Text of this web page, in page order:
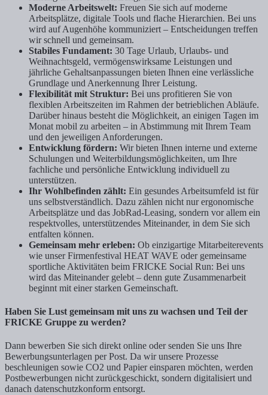
Moderne Arbeitswelt: Freuen Sie sich auf moderne
Arbeitsplätze, digitale Tools und flache Hierarchien. Bei uns
wird auf Augenhöhe kommuniziert – Entscheidungen treffen
wir schnell und gemeinsam.
Stabiles Fundament: 30 Tage Urlaub, Urlaubs- und
Weihnachtsgeld, vermögenswirksame Leistungen und
jährliche Gehaltsanpassungen bieten Ihnen eine verlässliche
Grundlage und Anerkennung Ihrer Leistung.
Flexibilität mit Struktur: Bei uns profitieren Sie von
flexiblen Arbeitszeiten im Rahmen der betrieblichen Abläufe.
Darüber hinaus besteht die Möglichkeit, an einigen Tagen im
Monat mobil zu arbeiten – in Abstimmung mit Ihrem Team
und den jeweiligen Anforderungen.
Entwicklung fördern: Wir bieten Ihnen interne und externe
Schulungen und Weiterbildungsmöglichkeiten, um Ihre
fachliche und persönliche Entwicklung individuell zu
unterstützen.
Ihr Wohlbefinden zählt: Ein gesundes Arbeitsumfeld ist für
uns selbstverständlich. Dazu zählen nicht nur ergonomische
Arbeitsplätze und das JobRad-Leasing, sondern vor allem ein
respektvolles, unterstützendes Miteinander, in dem Sie sich
entfalten können.
Gemeinsam mehr erleben: Ob einzigartige Mitarbeiterevents
wie unser Firmenfestival HEAT WAVE oder gemeinsame
sportliche Aktivitäten beim FRICKE Social Run: Bei uns
wird das Miteinander gelebt – denn gute Zusammenarbeit
beginnt mit einer starken Gemeinschaft.
Haben Sie Lust gemeinsam mit uns zu wachsen und Teil der
FRICKE Gruppe zu werden?
Dann bewerben Sie sich direkt online oder senden Sie uns Ihre
Bewerbungsunterlagen per Post. Da wir unsere Prozesse
beschleunigen sowie CO2 und Papier einsparen möchten, werden
Postbewerbungen nicht zurückgeschickt, sondern digitalisiert und
danach datenschutzkonform entsorgt.